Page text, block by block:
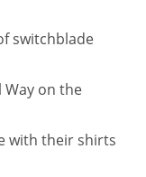
switchblade
Way on the
with their shirts